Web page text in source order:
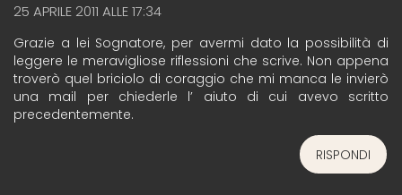
25 APRILE 2011 ALLE 17:34
Grazie a lei Sognatore, per avermi dato la possibilità di
leggere le meravigliose riflessioni che scrive. Non appena
troverò quel briciolo di coraggio che mi manca le invierò
una mail per chiederle l’ aiuto di cui avevo scritto
precedentemente.
RISPONDI